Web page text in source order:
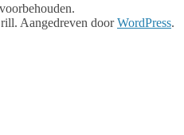
Aangedreven doorWordPress.